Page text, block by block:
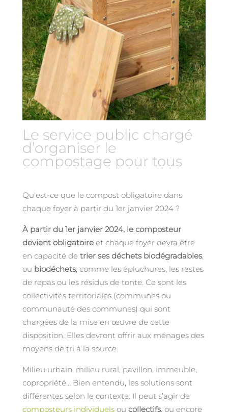
Le service public chargé
d’organiser le
compostage pour tous
Qu'est-ce que le compost obligatoire dans
chaque foyer à partir du 1er janvier 2024 ?
À partir du 1er janvier 2024, le composteur
devient obligatoire et chaque foyer devra être
en capacité de trier ses déchets biodégradables,
ou biodéchets, comme les épluchures, les restes
de repas ou les résidus de tonte. Ce sont les
collectivités territoriales (communes ou
communauté des communes) qui sont
chargées de la mise en œuvre de cette
disposition. Elles devront offrir aux ménages des
moyens de tri à la source.
Milieu urbain, milieu rural, pavillon, immeuble,
copropriété… Bien entendu, les solutions sont
différentes selon le contexte. Il peut s’agir de
composteurs individuels ou collectifs, ou encore